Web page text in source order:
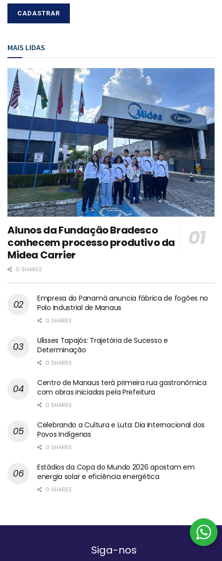
MAIS LIDAS
Alunos da Fundação Bradesco
conhecem processo produtivo da
Midea Carrier
0 SHARES
Empresa do Panamá anuncia fábrica de fogões no
Polo Industrial de Manaus
0 SHARES
Ulisses Tapajós: Trajetória de Sucesso e
Determinação
0 SHARES
Centro de Manaus terá primeira rua gastronômica
com obras iniciadas pela Prefeitura
0 SHARES
Celebrando a Cultura e Luta: Dia Internacional dos
Povos Indígenas
0 SHARES
Estádios da Copa do Mundo 2026 apostam em
energia solar e eficiência energética
0 SHARES
Siga-nos